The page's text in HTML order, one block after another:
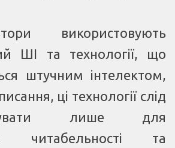
використовують
ШІ та технології, що
штучним інтелектом,
ці технології слід
лише для
читабельності та